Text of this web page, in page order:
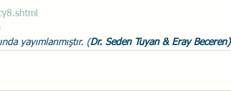
yayımlanmıştır. (Dr. Seden Tuyan & Eray Beceren)